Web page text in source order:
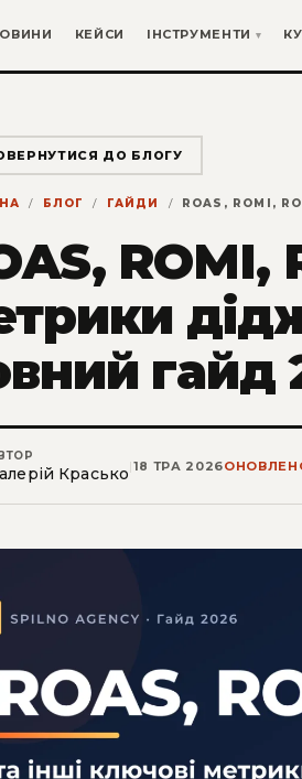
КЕЙСИ ІНСТРУМЕНТИ
ДО БЛОГУ
БЛОГ ГАЙДИ
ROMI,
гайд
Красько|18 ТРА 2026